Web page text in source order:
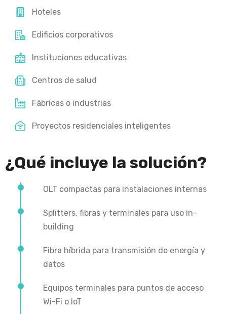
Hoteles
Edificios corporativos
Instituciones educativas
Centros de salud
Fábricas o industrias
Proyectos residenciales inteligentes
¿Qué incluye la solución?
OLT compactas para instalaciones internas
Splitters, fibras y terminales para uso in-
building
Fibra híbrida para transmisión de energía y
datos
Equipos terminales para puntos de acceso
Wi-Fi o IoT